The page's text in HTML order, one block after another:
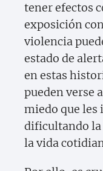
tener efectos
exposición
violencia
estado de
en estas
pueden verse
miedo que les
dificultando la
la vida